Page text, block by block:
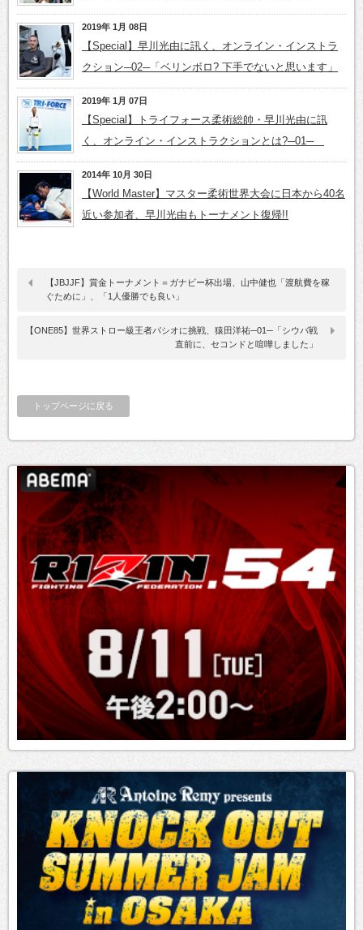
2019年 1月 08日
【Special】早川光由に訊く、オンライン・インストラ
クション─02─「ベリンボロ? 下手でないと思います」
2019年 1月 07日
【Special】トライフォース柔術総帥・早川光由に訊
く、オンライン・インストラクションとは?─01─
2014年 10月 30日
【World Master】マスター柔術世界大会に日本から40名
近い参加者、早川光由もトーナメント復帰!!
【JBJJF】賞金トーナメント＝ガナビー杯出場、山中健也「渡航費を稼
ぐために」、「1人優勝でも良い」
【ONE85】世界ストロー級王者パシオに挑戦、猿田洋祐─01─「シウバ戦
直前に、セコンドと喧嘩しました」
トップページに戻る